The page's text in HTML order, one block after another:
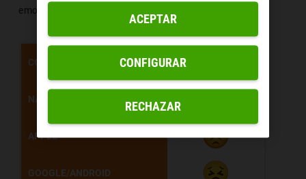
emoticono de desesperado.
CÓDIGO
NAVEGADOR
APPLE
GOOGLE/ANDROID
😣
RECHAZAR
ACEPTAR
CONFIGURAR